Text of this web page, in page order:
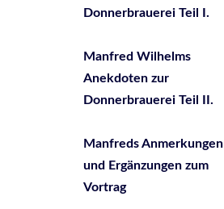
Donnerbrauerei Teil I.
Manfred Wilhelms
Anekdoten zur
Donnerbrauerei Teil II.
Manfreds Anmerkungen
und Ergänzungen zum
Vortrag